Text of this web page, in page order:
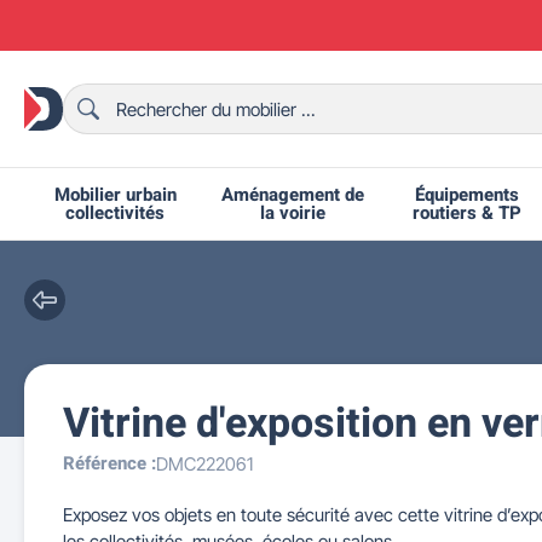
Mobilier urbain
collectivités
Bancs urbains
Aménagement de
la voirie
Bornes et potelets urbains
Équipements
routiers & TP
Ralentisseurs routiers
Grilles d'exposition
Fêtes et événements
Chaises de collectivité
Mobilier intérieur CHR
Chaises et bancs scolaires
Tables de ping-pong
Vitrine d'exposition en
Référence :DMC222061
Exposez vos objets en toute sécurité avec cette vitrine